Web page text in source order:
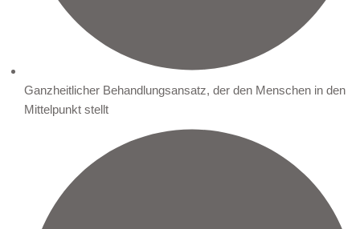
Ganzheitlicher Behandlungsansatz, der den Menschen in den
Mittelpunkt stellt